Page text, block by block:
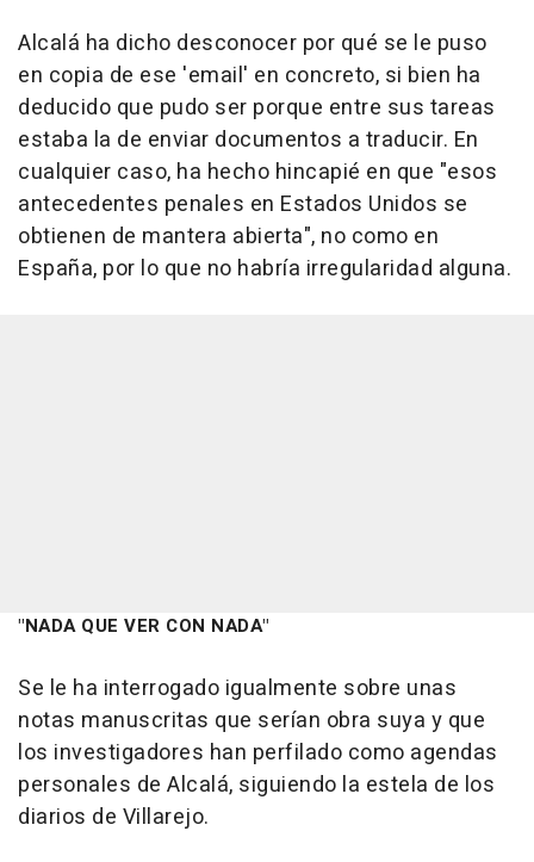
Alcalá ha dicho desconocer por qué se le puso
en copia de ese 'email' en concreto, si bien ha
deducido que pudo ser porque entre sus tareas
estaba la de enviar documentos a traducir. En
cualquier caso, ha hecho hincapié en que "esos
antecedentes penales en Estados Unidos se
obtienen de mantera abierta", no como en
España, por lo que no habría irregularidad alguna.
"NADA QUE VER CON NADA"
Se le ha interrogado igualmente sobre unas
notas manuscritas que serían obra suya y que
los investigadores han perfilado como agendas
personales de Alcalá, siguiendo la estela de los
diarios de Villarejo.